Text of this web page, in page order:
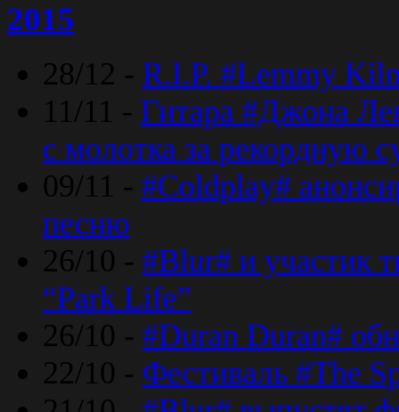
2015
28/12 - R.I.P. #Lemmy
11/11 - Гитара #Джона
с молотка за рекордную
09/11 - #Coldplay#
песню
26/10 - #Blur# и участик
“Park Life”
26/10 - #Duran Duran#
22/10 - Фестиваль #The